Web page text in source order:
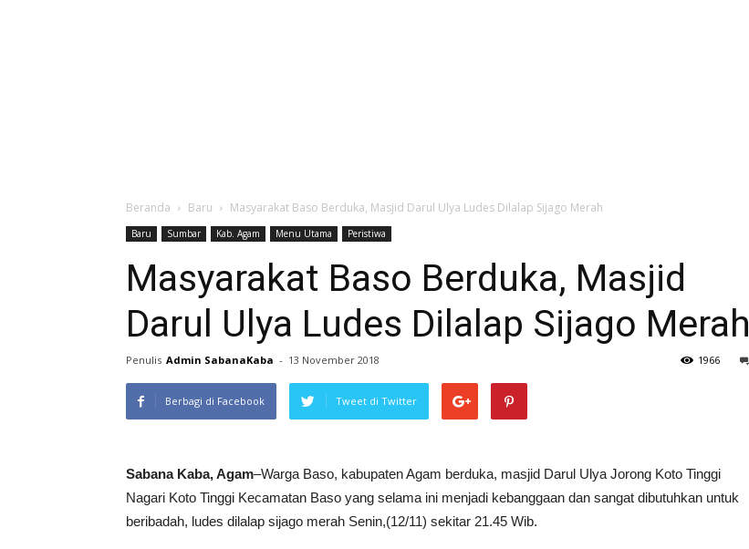
Beranda Baru Masyarakat Baso Berduka, Masjid Darul Ulya Ludes Dilalap Sijago Merah
Baru Sumbar Kab. Agam Menu Utama Peristiwa
Masyarakat Baso Berduka, Masjid
Darul Ulya Ludes Dilalap Sijago Merah
Penulis Admin SabanaKaba - 13 November 2018 1966
Berbagi di Facebook Tweet di Twitter
Sabana Kaba, Agam–Warga Baso, kabupaten Agam berduka, masjid Darul Ulya Jorong Koto Tinggi
Nagari Koto Tinggi Kecamatan Baso yang selama ini menjadi kebanggaan dan sangat dibutuhkan untuk
beribadah, ludes dilalap sijago merah Senin,(12/11) sekitar 21.45 Wib.